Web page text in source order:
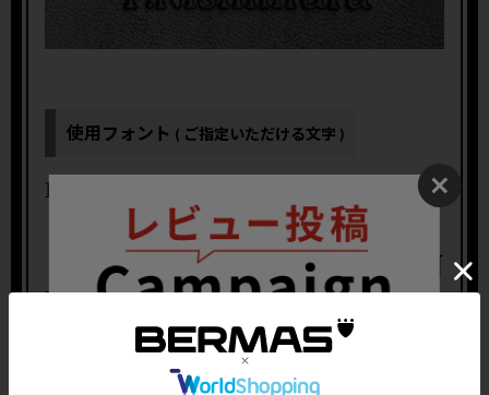
使用フォント ( ご指定いただける文字 )
大文字